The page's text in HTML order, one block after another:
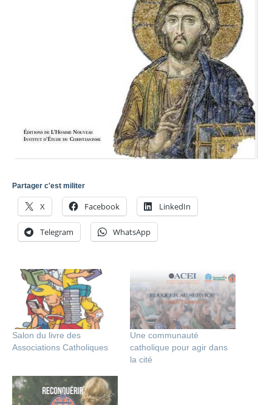
Partager c'est militer
X Facebook LinkedIn
Telegram WhatsApp
Salon du livre des
Associations Catholiques
Une communauté
catholique pour agir dans
la cité